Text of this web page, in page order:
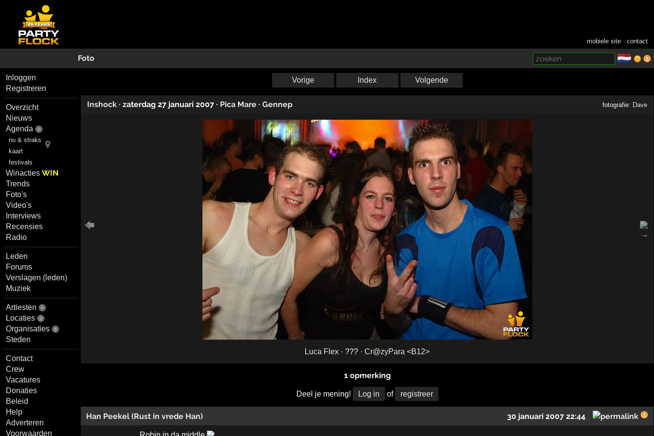
mobiele site ·contact
Foto 🇳🇱
Inloggen
Registreren
Overzicht
Nieuws
Agenda
nu & straks
kaart
festivals
WinactiesWIN
Trends
Foto's
Video's
Interviews
Recensies
Radio
Leden
Forums
Verslagen (leden)
Muziek
Artiesten
Locaties
Organisaties
Steden
Contact
Crew
Vacatures
Donaties
Beleid
Help
Adverteren
Voorwaarden
Vorige Index Volgende
Inshock · zaterdag 27 januari 2007 · Pica Mare · Gennep fotografie: Dave
Luca Flex · ??? · Cr@zyPara <B12>
1 opmerking
Deel je mening! Log in of registreer
Han Peekel (Rust in vrede Han) 30 januari 2007 22:44